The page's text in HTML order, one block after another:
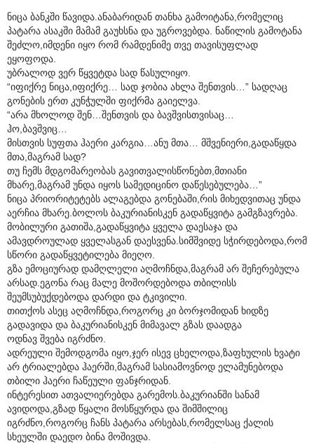
ნიცა ბანკში წავიდა.ანაბარიდან თანხა გამოიტანა,რომელიც
პატარა ასაკში მამამ გაუხსნა და უგროვებდა. ნაწილის გამოტანა
შეძლო,იმდენი იყო რომ რამდენიმე თვე თავისუფლად
ეყოფოდა.
უბრალოდ ვერ წყვეტდა სად წასულიყო.
“იფიქრე ნიცა,იფიქრე… სად ჯობია ახლა შენთვის…” სადღაც
გონების ერთ კუნჭულში ფიქრმა გაიელვა.
“არა მხოლოდ შენ…შენთვის და ბავშვისთვისაც…
ჰო,ბავშვიც…
მისთვის სუფთა ჰაერი კარგია…ანუ მთა… მშვენიერი,გადაწყდა
მთა,მაგრამ სად?
თუ ჩემს მდგომარეობას გავითვალისწონებთ,მთიანი
მხარე,მაგრამ უნდა იყოს სამედიცინო დაწესებულება…”
ნიცა პრიორიტეტებს ალაგებდა გონებაში,რის მიხედვითაც უნდა
აერჩია მხარე.ბოლოს ბაკურიანისკენ გადაწყვიტა გამგზავრება.
მობილური გათიშა,გადაწყვიტა ყველა დაესაჯა და
ამავდროულად ყველასგან დაესვენა.სიმშვიდე სჭირდებოდა,რომ
სწორი გადაწყვეტილება მიეღო.
გზა ემოციურად დამღლელი აღმოჩნდა,მაგრამ არ შეჩერებულა
არსად.ეგონა რაც მალე მოშორდებოდა თბილისს
შეუმსუბუქდებოდა დარდი და ტკივილი.
თითქოს ასეც აღმოჩნდა,როგორც კი ბორჯომიდან ხიდზე
გადავიდა და ბაკურიანისკენ მიმავალ გზას დაადგა
ოდნავ შვება იგრძნო.
ადრეული შემოდგომა იყო,ჯერ ისევ ცხელოდა,ზაფხულის ხვატი
არ ტრიალებდა ჰაერში,მაგრამ სასიამოვნოდ ელამუნებოდა
თბილი ჰაერი ჩაწეული ფანჯრიდან.
ინტერესით ათვალიერებდა გარემოს.ბაკურიანში სანამ
ავიდოდა,გზად წყალი მოსწყურდა და შიმშილიც
იგრძნო,როგორც ჩანს პატარა არსებას,რომელსაც ქალის
სხეულში დაედო ბინა მოშივდა.